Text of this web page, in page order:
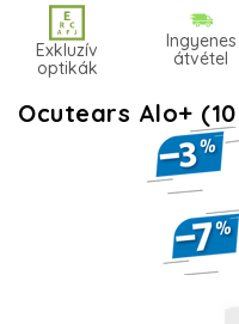
Exkluzív
optikák
Ingyenes
átvétel
Ocutears Alo+